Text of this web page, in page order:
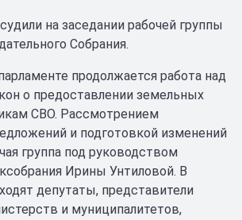
на заседании рабочей группы
Собрания.
продолжается работа над
о предоставлении земельных
СВО. Рассмотрением
и подготовкой изменений
группа под руководством
Ирины Унтиловой. В
депутаты, представители
и муниципалитетов,